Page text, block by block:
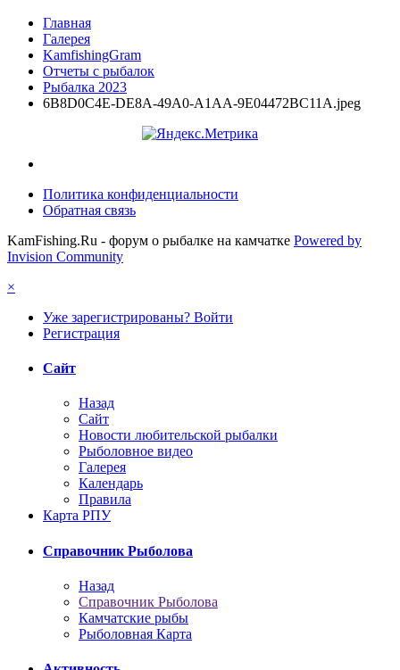
Главная
Галерея
KamfishingGram
Отчеты с рыбалок
Рыбалка 2023
6B8D0C4E-DE8A-49A0-A1AA-9E04472BC11A.jpeg
Политика конфиденциальности
Обратная связь
KamFishing.Ru - форум о рыбалке на камчатке Powered by
Invision Community
×
Уже зарегистрированы? Войти
Регистрация
Сайт
Назад
Сайт
Новости любительской рыбалки
Рыболовное видео
Галерея
Календарь
Правила
Карта РПУ
Справочник Рыболова
Назад
Справочник Рыболова
Камчатские рыбы
Рыболовная Карта